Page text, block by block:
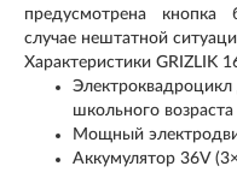
предусмотрена
случае нештатной
Характеристики GRIZLIK
школьного
Мощный
Аккумулятор 36V